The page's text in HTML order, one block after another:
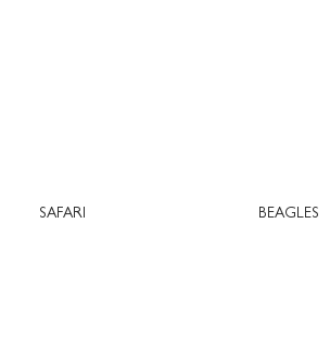
SAFARI BEAGLES